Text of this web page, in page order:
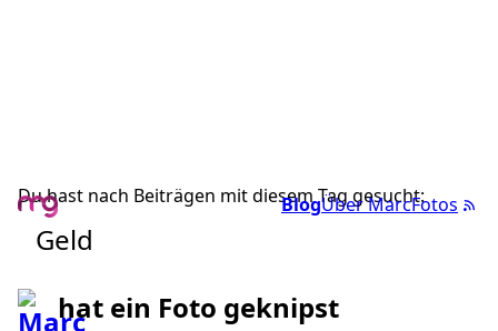
BlogÜber MarcFotos
Du hast nach Beiträgen mit diesem Tag gesucht:
Geld
hat ein Foto geknipst